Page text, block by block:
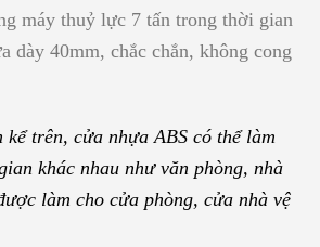
máy thuỷ lực 7 tấn trong thời gian
dày 40mm, chắc chắn, không cong
trên, cửa nhựa ABS có thể làm
khác nhau như văn phòng, nhà
làm cho cửa phòng, cửa nhà vệ